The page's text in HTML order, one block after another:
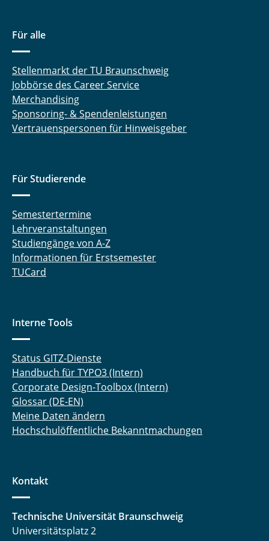
Für alle
Stellenmarkt der TU Braunschweig
Jobbörse des Career Service
Merchandising
Sponsoring- & Spendenleistungen
Vertrauenspersonen für Hinweisgeber
Für Studierende
Semestertermine
Lehrveranstaltungen
Studiengänge von A-Z
Informationen für Erstsemester
TUCard
Interne Tools
Status GITZ-Dienste
Handbuch für TYPO3 (Intern)
Corporate Design-Toolbox (Intern)
Glossar (DE-EN)
Meine Daten ändern
Hochschulöffentliche Bekanntmachungen
Kontakt
Technische Universität Braunschweig
Universitätsplatz 2